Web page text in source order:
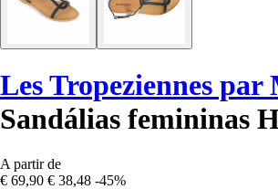
Les Tropeziennes
Sandálias femininas
A partir de
€ 69,90 € 38,48 -45%